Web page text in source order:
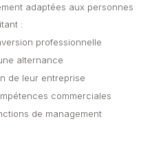
adaptées aux personnes
:
professionnelle
alternance
de leur entreprise
commerciales
de management